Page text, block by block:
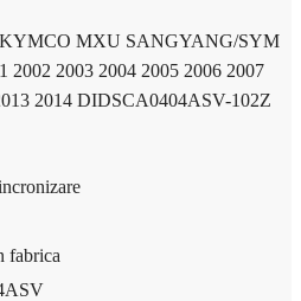
MXU SANGYANG/SYM
2002 2003 2004 2005 2006 2007
2014 DIDSCA0404ASV-102Z
fabrica